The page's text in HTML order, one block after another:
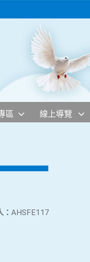
區 線上導覽
： AHSFE117